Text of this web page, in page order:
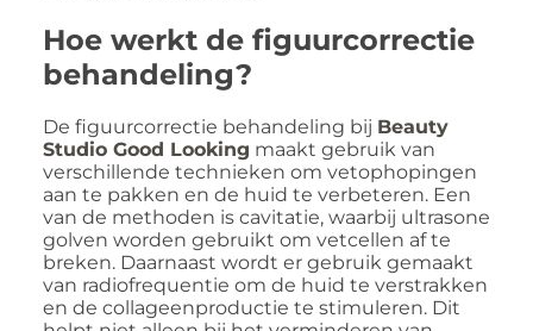
Hoe werkt de figuurcorrectie
behandeling?
De figuurcorrectie behandeling bij Beauty
Studio Good Looking maakt gebruik van
verschillende technieken om vetophopingen
aan te pakken en de huid te verbeteren. Een
van de methoden is cavitatie, waarbij ultrasone
golven worden gebruikt om vetcellen af te
breken. Daarnaast wordt er gebruik gemaakt
van radiofrequentie om de huid te verstrakken
en de collageenproductie te stimuleren. Dit